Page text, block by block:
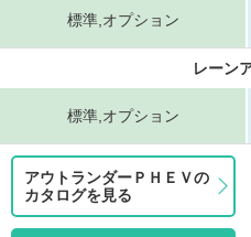
標準,オプション
レーン
標準,オプション
アウトランダーＰＨＥＶの
カタログを見る